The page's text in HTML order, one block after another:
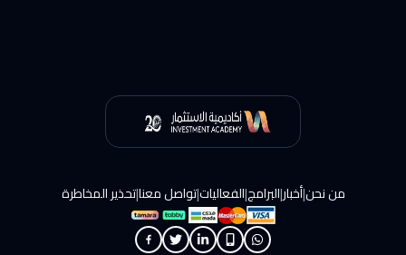
من نحن|أخبار|البرامج|الفعاليات|تواصل معنا|تحذير المخاطرة